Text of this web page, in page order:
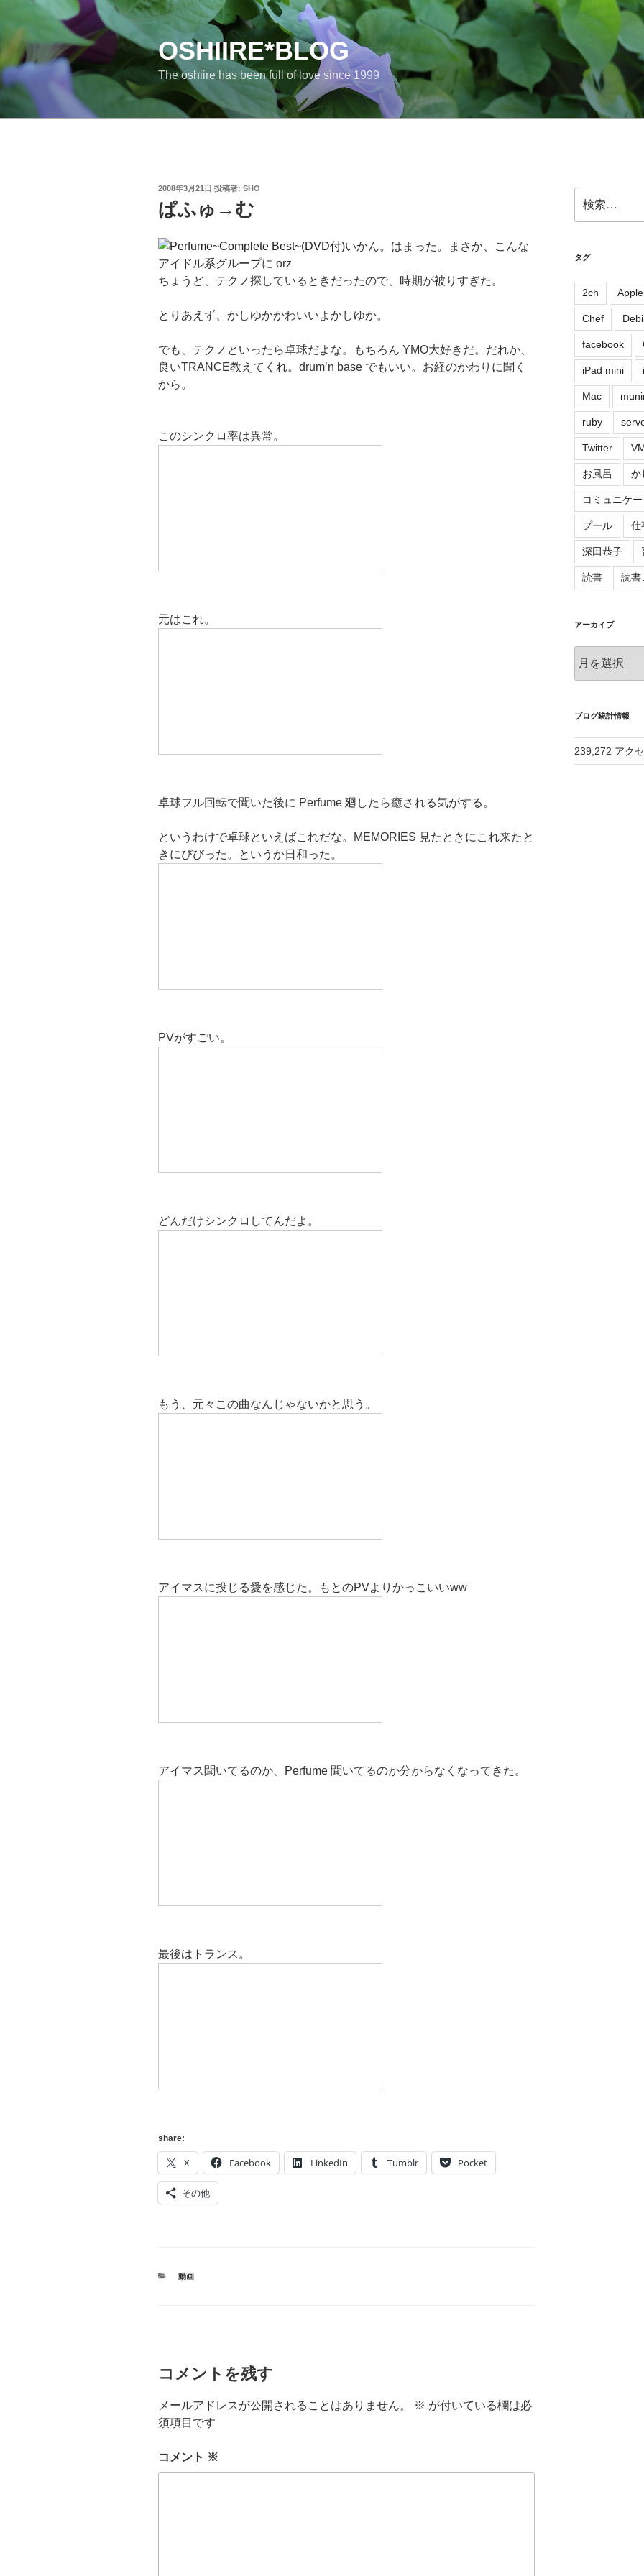
ツ
OSHIIRE*BLOG
The oshiire has been full of love since 1999
投
日:
2008年3月21日 投稿者: SHO
ぱふゅ→む
いかん。はまった。まさか、こんな
アイドル系グループに orz
ちょうど、テクノ探しているときだったので、時期が被りすぎた。
とりあえず、かしゆかかわいいよかしゆか。
でも、テクノといったら卓球だよな。もちろん YMO大好きだ。だれか、
良いTRANCE教えてくれ。drum’n base でもいい。お経のかわりに聞く
から。
このシンクロ率は異常。
元はこれ。
卓球フル回転で聞いた後に Perfume 廻したら癒される気がする。
というわけで卓球といえばこれだな。MEMORIES 見たときにこれ来たと
きにびびった。というか日和った。
PVがすごい。
どんだけシンクロしてんだよ。
もう、元々この曲なんじゃないかと思う。
アイマスに投じる愛を感じた。もとのPVよりかっこいいww
アイマス聞いてるのか、Perfume 聞いてるのか分からなくなってきた。
最後はトランス。
share:
X Facebook LinkedIn Tumblr Pocket
その他
カ
動画
コメントを残す
メールアドレスが公開されることはありません。 ※ が付いている欄は必
須項目です
コメント ※
索:
タグ
2ch Apple
Chef
facebook
iPad mini
Mac
ruby
Twitter
お風呂 か
コミュニケ
プール 仕
深田恭子
読書 読書
アーカイブ
ー
ブ
ブログ統計情報
239,272 アク